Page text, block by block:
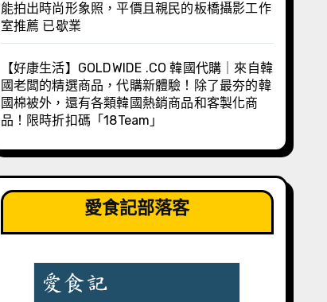
能拍出時尚形象照，平價且親民的板橋攝影工作
室推薦 已歇業
【好康生活】GOLDWIDE .CO 韓國代購｜來自韓
國老闆的精選商品，代購新體驗！除了最夯的韓
國棉被外，還有各類韓國熱銷商品和客製化商
品！限時折扣碼「18Team」
愛食記部落客